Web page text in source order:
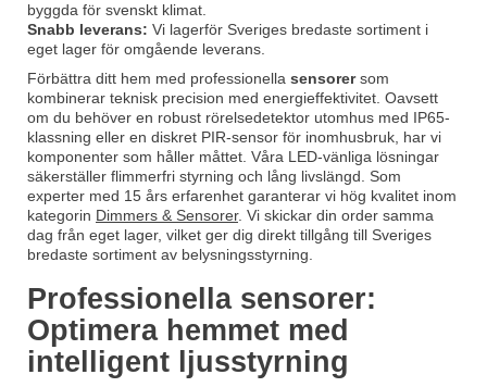
byggda för svenskt klimat.
Snabb leverans: Vi lagerför Sveriges bredaste sortiment i
eget lager för omgående leverans.
Förbättra ditt hem med professionella sensorersom
kombinerar teknisk precision med energieffektivitet. Oavsett
om du behöver en robust rörelsedetektor utomhus med IP65-
klassning eller en diskret PIR-sensor för inomhusbruk, har vi
komponenter som håller måttet. Våra LED-vänliga lösningar
säkerställer flimmerfri styrning och lång livslängd. Som
experter med 15 års erfarenhet garanterar vi hög kvalitet inom
kategorin Dimmers & Sensorer. Vi skickar din order samma
dag från eget lager, vilket ger dig direkt tillgång till Sveriges
bredaste sortiment av belysningsstyrning.
Professionella sensorer:
Optimera hemmet med
intelligent ljusstyrning